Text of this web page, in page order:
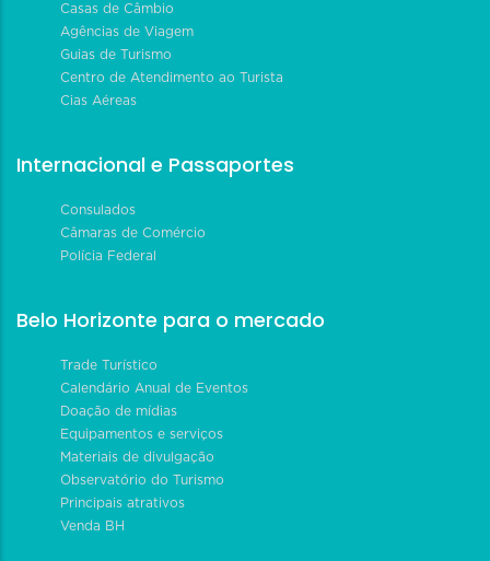
Casas de Câmbio
Agências de Viagem
Guias de Turismo
Centro de Atendimento ao Turista
Cias Aéreas
Internacional e Passaportes
Consulados
Câmaras de Comércio
Polícia Federal
Belo Horizonte para o mercado
Trade Turístico
Calendário Anual de Eventos
Doação de mídias
Equipamentos e serviços
Materiais de divulgação
Observatório do Turismo
Principais atrativos
Venda BH